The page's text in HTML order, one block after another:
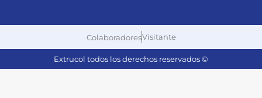
ColaboradoresVisitante
Extrucol todos los derechos reservados ©